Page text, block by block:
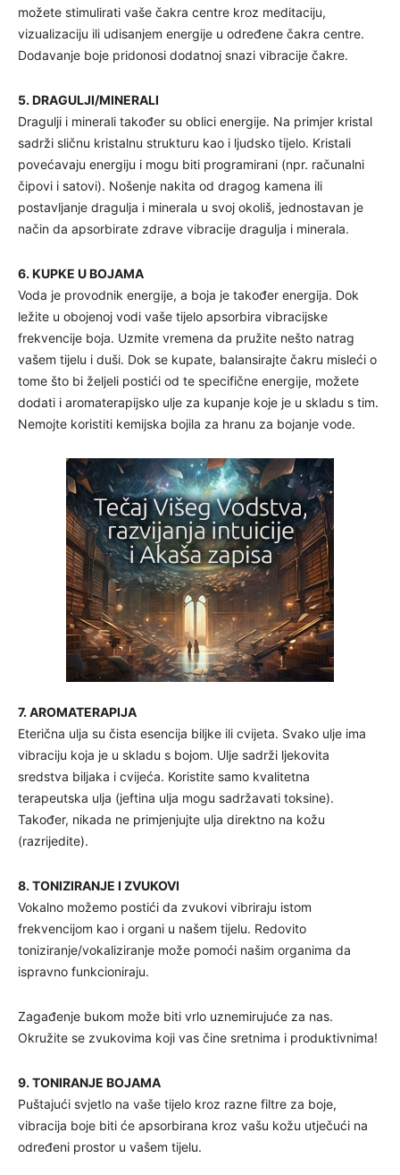
možete stimulirati vaše čakra centre kroz meditaciju,
vizualizaciju ili udisanjem energije u određene čakra centre.
Dodavanje boje pridonosi dodatnoj snazi vibracije čakre.
5. DRAGULJI/MINERALI
Dragulji i minerali također su oblici energije. Na primjer kristal
sadrži sličnu kristalnu strukturu kao i ljudsko tijelo. Kristali
povećavaju energiju i mogu biti programirani (npr. računalni
čipovi i satovi). Nošenje nakita od dragog kamena ili
postavljanje dragulja i minerala u svoj okoliš, jednostavan je
način da apsorbirate zdrave vibracije dragulja i minerala.
6. KUPKE U BOJAMA
Voda je provodnik energije, a boja je također energija. Dok
ležite u obojenoj vodi vaše tijelo apsorbira vibracijske
frekvencije boja. Uzmite vremena da pružite nešto natrag
vašem tijelu i duši. Dok se kupate, balansirajte čakru misleći o
tome što bi željeli postići od te specifične energije, možete
dodati i aromaterapijsko ulje za kupanje koje je u skladu s tim.
Nemojte koristiti kemijska bojila za hranu za bojanje vode.
7. AROMATERAPIJA
Eterična ulja su čista esencija biljke ili cvijeta. Svako ulje ima
vibraciju koja je u skladu s bojom. Ulje sadrži ljekovita
sredstva biljaka i cvijeća. Koristite samo kvalitetna
terapeutska ulja (jeftina ulja mogu sadržavati toksine).
Također, nikada ne primjenjujte ulja direktno na kožu
(razrijedite).
8. TONIZIRANJE I ZVUKOVI
Vokalno možemo postići da zvukovi vibriraju istom
frekvencijom kao i organi u našem tijelu. Redovito
toniziranje/vokaliziranje može pomoći našim organima da
ispravno funkcioniraju.
Zagađenje bukom može biti vrlo uznemirujuće za nas.
Okružite se zvukovima koji vas čine sretnima i produktivnima!
9. TONIRANJE BOJAMA
Puštajući svjetlo na vaše tijelo kroz razne filtre za boje,
vibracija boje biti će apsorbirana kroz vašu kožu utječući na
određeni prostor u vašem tijelu.